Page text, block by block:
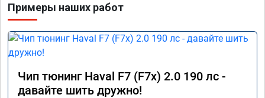
Примеры наших работ
Чип тюнинг Haval F7 (F7x) 2.0 190 лс -
давайте шить дружно!